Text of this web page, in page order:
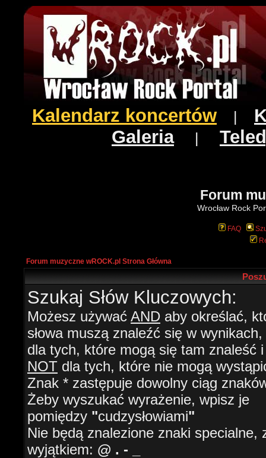
Kalendarz koncertów
Galeria|
Forum
Wrocław Rock
FAQ
Forum muzyczne wROCK.pl Strona Główna
Szukaj Słów Kluczowych:
Możesz używać AND aby określać,
słowa muszą znaleźć się w wynikach,
dla tych, które mogą się tam znaleść i
NOT dla tych, które nie mogą
Znak * zastępuje dowolny ciąg
Żeby wyszukać wyrażenie, wpisz je
pomiędzy "cudzysłowiami"
Nie będą znalezione znaki specialne,
wyjątkiem: @ . - _